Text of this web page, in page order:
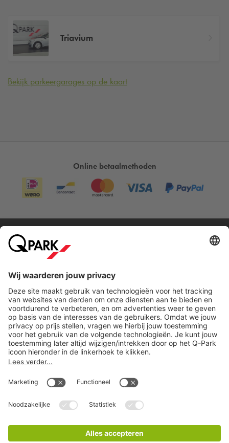
Triavium
Bekijk parkeergarages op de kaart
Online betaalmethoden
Steden
Download
Copyright
Privacy statement